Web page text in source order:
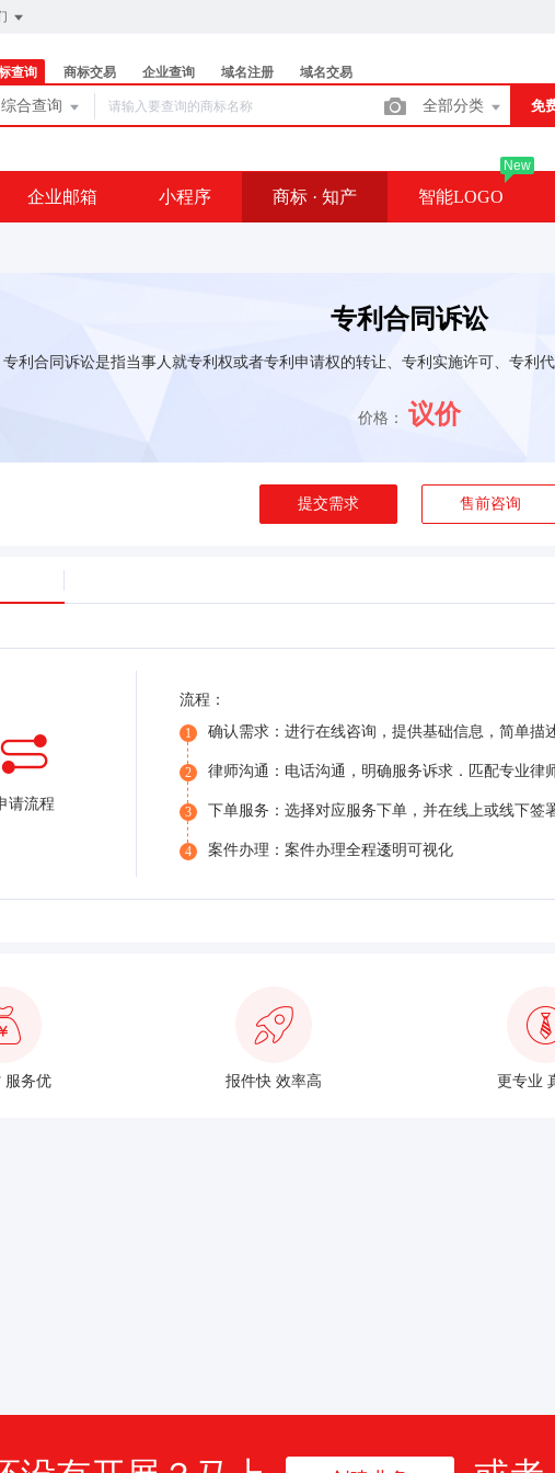
查询 商标交易 企业查询 域名注册 域名交易
综合查询 全部分类 免
企业邮箱 小程序 商标 · 知产 智能LOGO
New
专利合同诉讼
专利合同诉讼是指当事人就专利权或者专利申请权的转让、专利实施许可、专利
价格： 议价
提交需求 售前咨询
请流程
流程：
1 确认需求：进行在线咨询，提供基础信息，简单描
2 律师沟通：电话沟通，明确服务诉求．匹配专业律
3 下单服务：选择对应服务下单，并在线上或线下签
4 案件办理：案件办理全程逶明可视化
服务优 报件快 效率高 更专业